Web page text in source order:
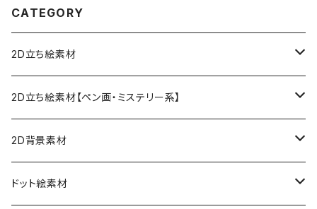
CATEGORY
2D立ち絵素材
ファンタジー
女性
男性
現代
女性
2D立ち絵素材【ペン画・ミステリー系】
現代
女性
ファンタジー
2D背景素材
ファンタジー
ドット絵素材